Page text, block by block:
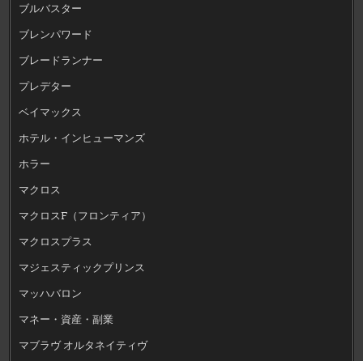
ブルバスター
ブレンパワード
ブレードランナー
プレデター
ベイマックス
ホテル・インヒューマンズ
ホラー
マクロス
マクロスF（フロンティア）
マクロスプラス
マジェスティックプリンス
マッハバロン
マネー・資産・副業
マブラヴ オルタネイティヴ